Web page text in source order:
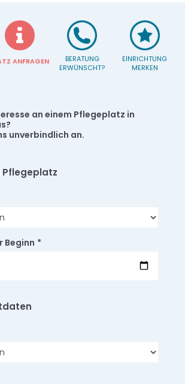
ANFRAGEN
BERATUNG
ERWÜNSCHT?
EINRICHTUNG
MERKEN
an einem Pflegeplatz in
unverbindlich an.
Pflegeplatz
Beginn *